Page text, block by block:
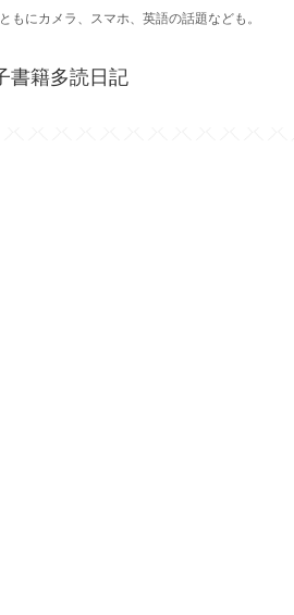
もにカメラ、スマホ、英語の話題なども。
書籍多読日記